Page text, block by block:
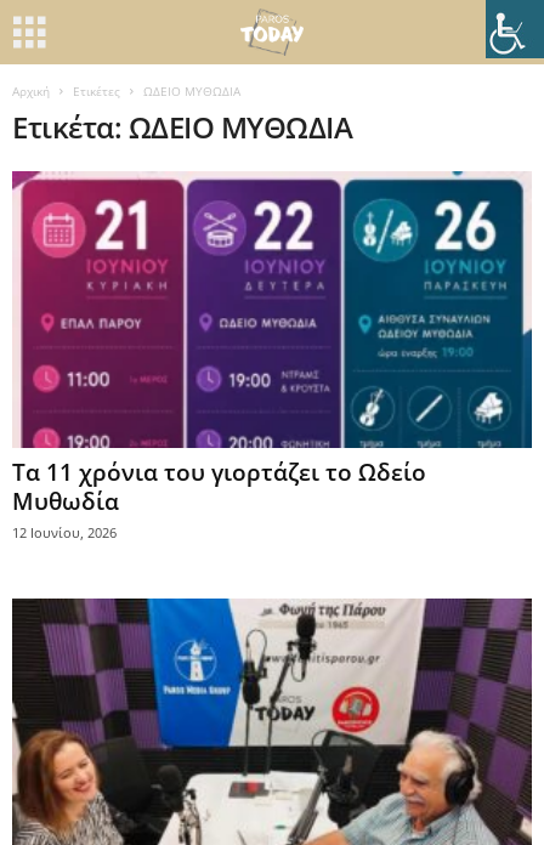
Αρχική Ετικέτες ΩΔΕΙΟ ΜΥΘΩΔΙΑ
Ετικέτα: ΩΔΕΙΟ ΜΥΘΩΔΙΑ
Τα 11 χρόνια του γιορτάζει το Ωδείο
Μυθωδία
12 Ιουνίου, 2026